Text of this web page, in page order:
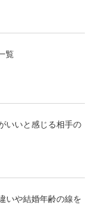
覧
いいと感じる相手の
いや結婚年齢の線を